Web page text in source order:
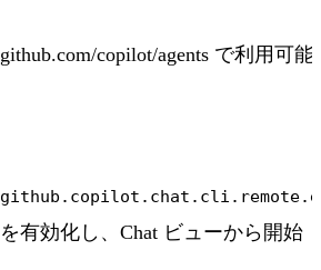
github.com/copilot/agents で利用可能
を有効化し、Chat ビューから開始